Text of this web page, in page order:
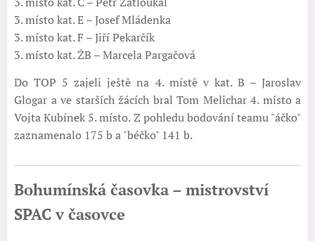
3. místo kat. E – Josef Mládenka
3. místo kat. F – Jiří Pekarčík
3. místo kat. ŽB – Marcela Pargačová
Do TOP 5 zajeli ještě na 4. místě v kat. B – Jaroslav
Glogar a ve starších žácích bral Tom Melichar 4. místo a
Vojta Kubínek 5. místo. Z pohledu bodování teamu "áčko"
zaznamenalo 175 b a "béčko" 141 b.
Bohumínská časovka – mistrovství
SPAC v časovce